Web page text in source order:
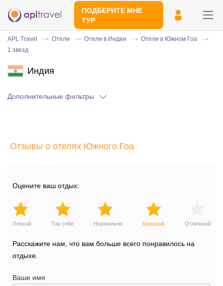
ПОДБЕРИТЕ МНЕ
ТУР
APL Travel Отели Отели в Индии
Отели в Южном Гоа
1 звезд
Индия
Дополнительные фильтры
Отзывы о отелях Южного Гоа
Оцените ваш отдых:
Плохой Так себе Нормально Хороший Отличный
Расскажите нам, что вам больше всего понравилось на
отдыхе.
Ваше имя